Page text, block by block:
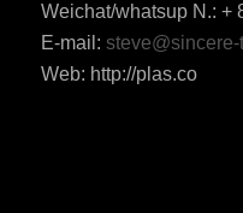
Weichat/whatsup N.: +
E-mail:
Web: http://plas.co
RO
ES_MX